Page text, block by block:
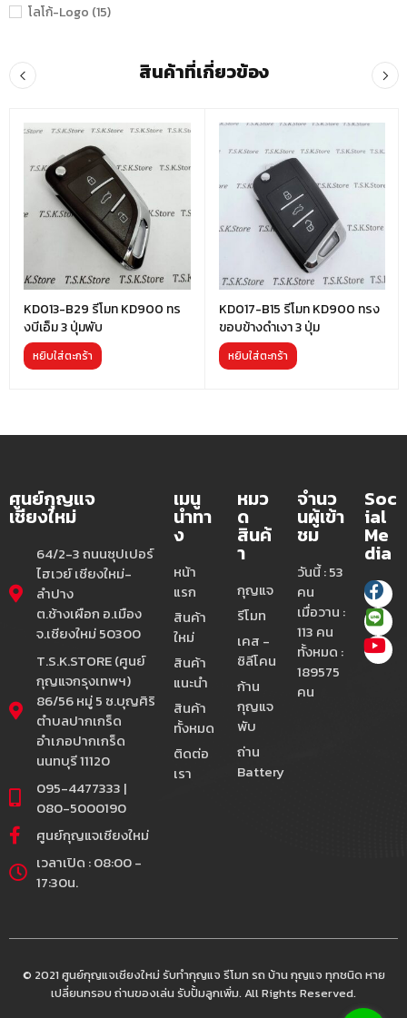
โลโก้-Logo (15)
สินค้าที่เกี่ยวข้อง
KD013-B29 รีโมท KD900 ทร
งบีเอ็ม 3 ปุ่มพับ
หยิบใส่ตะกร้า
KD017-B15 รีโมท KD900 ทรง
ขอบข้างดำเงา 3 ปุ่ม
หยิบใส่ตะกร้า
ศูนย์กุญแจ
เชียงใหม่
64/2-3 ถนนซุปเปอร์
ไฮเวย์ เชียงใหม่-
ลำปาง
ต.ช้างเผือก อ.เมือง
จ.เชียงใหม่ 50300
T.S.K.STORE (ศูนย์
กุญแจกรุงเทพฯ)
86/56 หมู่ 5 ซ.บุญศิริ
ตำบลปากเกร็ด
อำเภอปากเกร็ด
นนทบุรี 11120
095-4477333 |
080-5000190
ศูนย์กุญแจเชียงใหม่
เวลาเปิด : 08:00 -
17:30น.
เมนู
นำทา
ง
หน้า
แรก
สินค้า
ใหม่
สินค้า
แนะนำ
สินค้า
ทั้งหมด
ติดต่อ
เรา
หมว
ด
สินค้
า
กุญแจ
รีโมท
เคส -
ซิลีโคน
ก้าน
กุญแจ
พับ
ถ่าน
Battery
จำนว
นผู้เข้า
ชม
วันนี้ : 53
คน
เมื่อวาน :
113 คน
ทั้งหมด :
189575
คน
Soc
ial
Me
dia
© 2021 ศูนย์กุญแจเชียงใหม่ รับทำกุญแจ รีโมท รถ บ้าน กุญแจ ทุกชนิด หาย
เปลี่ยนกรอบ ถ่านของเล่น รับปั้มลูกเพิ่ม. All Rights Reserved.